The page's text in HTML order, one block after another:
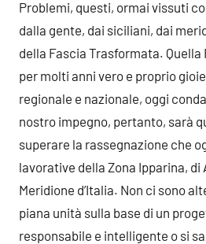
Problemi, questi, ormai vissuti
dalla gente, dai siciliani, dai
della Fascia Trasformata.
per molti anni vero e proprio
regionale e nazionale, oggi
nostro impegno, pertanto, sarà
superare la rassegnazione che
lavorative della Zona Ipparina, di
Meridione d’Italia. Non ci sono
piana unità sulla base di un
responsabile e intelligente o si